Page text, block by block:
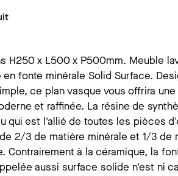
savon mural
savon s/plage
divers
H250 x L500 x P500mm. Meuble
en fonte minérale Solid Surface.
ce plan vasque vous offrira
et raffinée. La résine de
qui est l'allié de toutes les pièces
2/3 de matière minérale et 1/3 de
Contrairement à la céramique, la
aussi surface solide n'est ni